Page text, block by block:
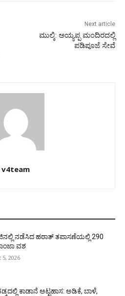
Next article
ಮುಲ್ಕಿ: ಅಯ್ಯಪ್ಪ ಮಂದಿರದಲ್ಲಿ
ಪಡಿಪೂಜೆ ಸೇವೆ
v4team
ನಡೆಸಿದ ಹಠಾತ್ ತಪಾಸಣೆಯಲ್ಲಿ 290
ವಶ
5, 2026
ಕಾಡಾನೆ ಅಟ್ಟಹಾಸ: ಅಡಿಕೆ, ಬಾಳೆ,